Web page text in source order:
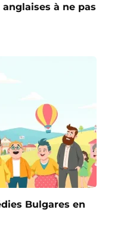
anglaises à ne pas
Bulgares en